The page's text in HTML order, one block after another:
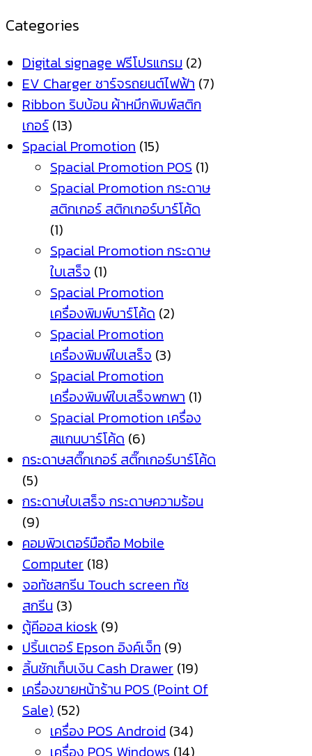
Categories
Digital signage ฟรีโปรแกรม (2)
EV Charger ชาร์จรถยนต์ไฟฟ้า (7)
Ribbon ริบบ้อน ผ้าหมึกพิมพ์สติก
เกอร์ (13)
Spacial Promotion (15)
Spacial Promotion POS (1)
Spacial Promotion กระดาษ
สติกเกอร์ สติกเกอร์บาร์โค้ด
(1)
Spacial Promotion กระดาษ
ใบเสร็จ (1)
Spacial Promotion
เครื่องพิมพ์บาร์โค้ด (2)
Spacial Promotion
เครื่องพิมพ์ใบเสร็จ (3)
Spacial Promotion
เครื่องพิมพ์ใบเสร็จพกพา (1)
Spacial Promotion เครื่อง
สแกนบาร์โค้ด (6)
กระดาษสติ๊กเกอร์ สติ๊กเกอร์บาร์โค้ด
(5)
กระดาษใบเสร็จ กระดาษความร้อน
(9)
คอมพิวเตอร์มือถือ Mobile
Computer (18)
จอทัชสกรีน Touch screen ทัช
สกรีน (3)
ตู้คีออส kiosk (9)
ปริ้นเตอร์ Epson อิงค์เจ็ท (9)
ลิ้นชักเก็บเงิน Cash Drawer (19)
เครื่องขายหน้าร้าน POS (Point Of
Sale) (52)
เครื่อง POS Android (34)